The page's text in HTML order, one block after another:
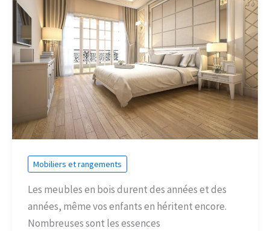
Mobiliers et rangements
Les meubles en bois durent des années et des
années, même vos enfants en héritent encore.
Nombreuses sont les essences